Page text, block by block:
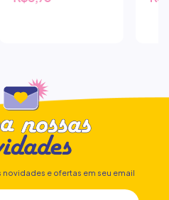
e ofertas em seu email